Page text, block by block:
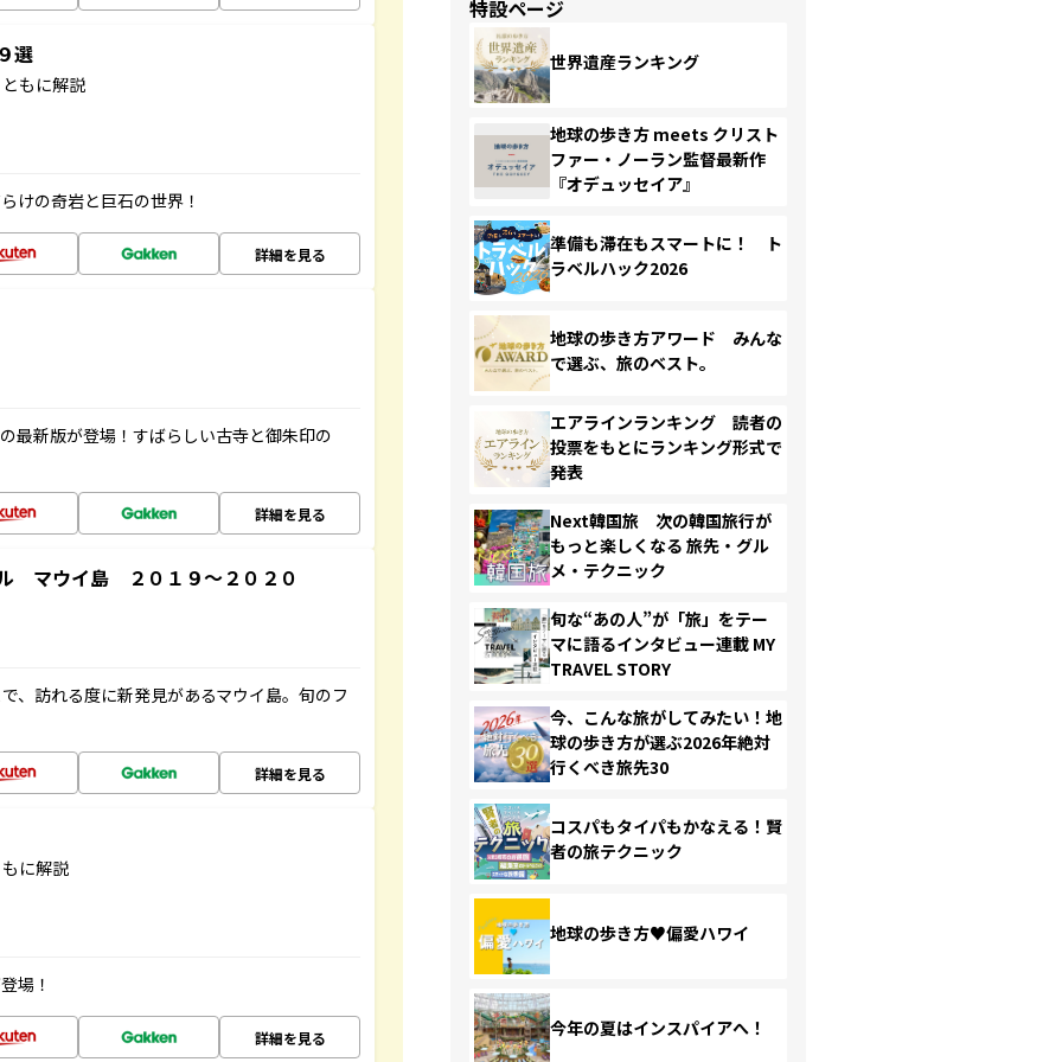
選
もに解説
けの奇岩と巨石の世界！
詳細を見る
最新版が登場！すばらしい古寺と御朱印の
詳細を見る
マウイ島 ２０１９～２０２０
、訪れる度に新発見があるマウイ島。旬のフ
詳細を見る
に解説
場！
詳細を見る
特設ページ
世界遺産ランキング
地球の歩き方 meets クリスト
ファー・ノーラン監督最新作
『オデュッセイア』
準備も滞在もスマートに！ ト
ラベルハック2026
地球の歩き方アワード みんな
で選ぶ、旅のベスト。
エアラインランキング 読者の
投票をもとにランキング形式で
発表
Next韓国旅 次の韓国旅行が
もっと楽しくなる 旅先・グル
メ・テクニック
旬な“あの人”が「旅」をテー
マに語るインタビュー連載 MY
TRAVEL STORY
今、こんな旅がしてみたい！地
球の歩き方が選ぶ2026年絶対
行くべき旅先30
コスパもタイパもかなえる！賢
者の旅テクニック
地球の歩き方♥偏愛ハワイ
今年の夏はインスパイアへ！